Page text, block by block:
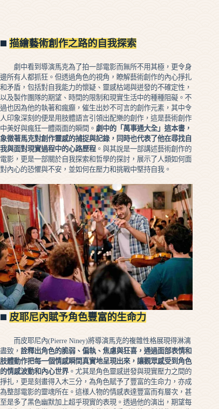
◼️ 描繪藝術創作之路的自我探索
劇中看到導演馬克為了拍一部電影而無所不用其極，更令身
邊所有人都抓狂。但透過角色的視角，瞭解藝術創作的內心掙扎
和矛盾，包括對自我能力的懷疑、靈感枯竭與迸發的不確定性，
以及製作團隊的期望、時間的限制和現實生活中的種種阻礙。不
過也因為他的執著和瘋癲，催生出妙不可言的創作元素，其中令
人印象深刻的便是用肢體語言引領出配樂的創作，這是藝術創作
中美好與瘋狂一體兩面的瞬間。 劇中的「萬事通大全」這本書，
象徵著馬克對創作靈感的捕捉與記錄，同時也代表了他在尋找自
我與面對現實過程中的心路歷程 。與其說是一部講述藝術創作的
電影，更是一部關於自我探索和哲學的探討，展示了人類如何面
對內心的恐懼與不安，並如何在壓力和挑戰中堅持自我。
◼️ 皮耶尼內賦予角色豐富的生命力
而皮耶尼內(Pierre Niney)將導演馬克的複雜性格展現得淋漓
盡致， 詮釋出角色的脆弱、偏執、焦慮與狂喜，通過面部表情和
肢體動作把每一個情感瞬間真實地呈現出來，讓觀眾感受到角色
的情感波動和內心世界。尤其是角色靈感迸發與現實壓力之間的
掙扎，更是刻畫得入木三分，為角色賦予了豐富的生命力，亦成
為整部電影的靈魂所在。這樣人物的情感表達豐富而有層次，甚
至是多了黑色幽默加上超乎現實的表現。透過他的演出，期望每